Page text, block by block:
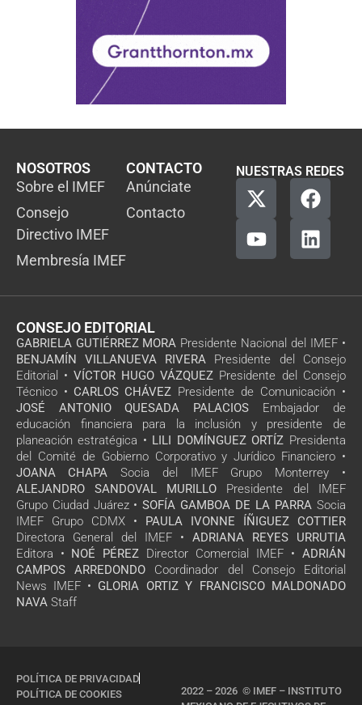
NOSOTROS
Sobre el IMEF
Consejo
Directivo IMEF
Membresía IMEF
CONTACTO
Anúnciate
Contacto
NUESTRAS REDES
CONSEJO EDITORIAL
GABRIELA GUTIÉRREZ MORA Presidente Nacional del IMEF •
BENJAMÍN VILLANUEVA RIVERA Presidente del Consejo
Editorial • VÍCTOR HUGO VÁZQUEZ Presidente del Consejo
Técnico • CARLOS CHÁVEZ Presidente de Comunicación •
JOSÉ ANTONIO QUESADA PALACIOS Embajador de
educación financiera para la inclusión y presidente de
planeación estratégica • LILI DOMÍNGUEZ ORTÍZ Presidenta
del Comité de Gobierno Corporativo y Jurídico Financiero •
JOANA CHAPA Socia del IMEF Grupo Monterrey •
ALEJANDRO SANDOVAL MURILLO Presidente del IMEF
Grupo Ciudad Juárez • SOFÍA GAMBOA DE LA PARRA Socia
IMEF Grupo CDMX • PAULA IVONNE ÍÑIGUEZ COTTIER
Directora General del IMEF • ADRIANA REYES URRUTIA
Editora • NOÉ PÉREZ Director Comercial IMEF • ADRIÁN
CAMPOS ARREDONDO Coordinador del Consejo Editorial
News IMEF • GLORIA ORTIZ Y FRANCISCO MALDONADO
NAVA Staff
2022 – 2026 © IMEF – INSTITUTO
POLÍTICA DE PRIVACIDAD
POLÍTICA DE COOKIES